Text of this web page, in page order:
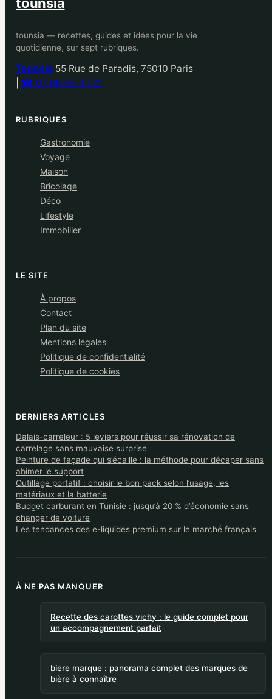
tounsia — recettes, guides et idées pour la vie
quotidienne, sur sept rubriques.
Tounsia 55 Rue de Paradis, 75010 Paris
☎ 07 66 68 37 21
RUBRIQUES
Gastronomie
Voyage
Maison
Bricolage
Déco
Lifestyle
Immobilier
LE SITE
À propos
Contact
Plan du site
Mentions légales
Politique de confidentialité
Politique de cookies
DERNIERS ARTICLES
Dalais-carreleur : 5 leviers pour réussir sa rénovation de
carrelage sans mauvaise surprise
Peinture de façade qui s’écaille : la méthode pour décaper sans
abîmer le support
Outillage portatif : choisir le bon pack selon l’usage, les
matériaux et la batterie
Budget carburant en Tunisie : jusqu’à 20 % d’économie sans
changer de voiture
Les tendances des e-liquides premium sur le marché français
À NE PAS MANQUER
Recette des carottes vichy : le guide complet pour
un accompagnement parfait
biere marque : panorama complet des marques de
bière à connaître